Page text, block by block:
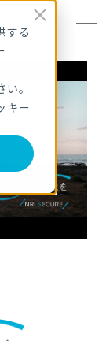
する
。
キー